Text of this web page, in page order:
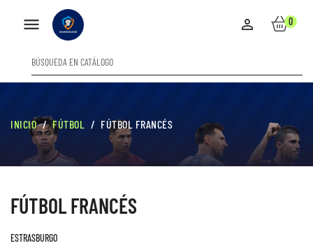
 0

INICIO FÚTBOL FÚTBOL FRANCÉS
FÚTBOL FRANCÉS
ESTRASBURGO